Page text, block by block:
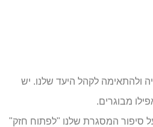
ולהתאימה לקהל היעד שלנו. יש
מבוגרים.
סיפור המסגרת שלנו "לפתוח חזק"